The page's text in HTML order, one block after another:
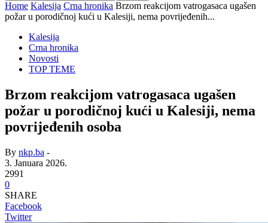
Home Kalesija Crna hronika Brzom reakcijom vatrogasaca ugašen
požar u porodičnoj kući u Kalesiji, nema povrijeđenih...
Kalesija
Crna hronika
Novosti
TOP TEME
Brzom reakcijom vatrogasaca ugašen
požar u porodičnoj kući u Kalesiji, nema
povrijeđenih osoba
By nkp.ba -
3. Januara 2026.
2991
0
SHARE
Facebook
Twitter